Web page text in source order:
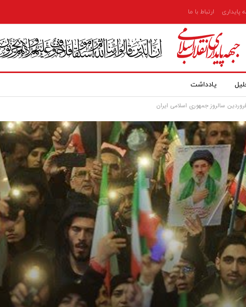
پایداری ارتباط با ما
یادداشت
سالروز جمهوری اسلامی ایران